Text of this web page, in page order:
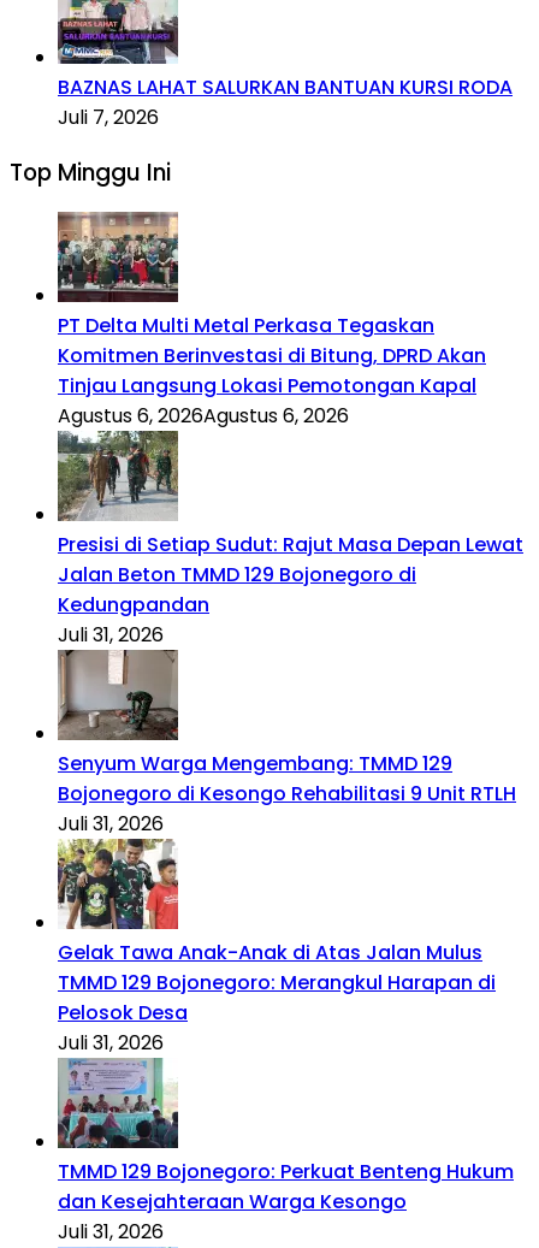
BAZNAS LAHAT SALURKAN BANTUAN KURSI RODA
Juli 7, 2026
Top Minggu Ini
PT Delta Multi Metal Perkasa Tegaskan
Komitmen Berinvestasi di Bitung, DPRD Akan
Tinjau Langsung Lokasi Pemotongan Kapal
Agustus 6, 2026Agustus 6, 2026
Presisi di Setiap Sudut: Rajut Masa Depan Lewat
Jalan Beton TMMD 129 Bojonegoro di
Kedungpandan
Juli 31, 2026
Senyum Warga Mengembang: TMMD 129
Bojonegoro di Kesongo Rehabilitasi 9 Unit RTLH
Juli 31, 2026
Gelak Tawa Anak-Anak di Atas Jalan Mulus
TMMD 129 Bojonegoro: Merangkul Harapan di
Pelosok Desa
Juli 31, 2026
TMMD 129 Bojonegoro: Perkuat Benteng Hukum
dan Kesejahteraan Warga Kesongo
Juli 31, 2026